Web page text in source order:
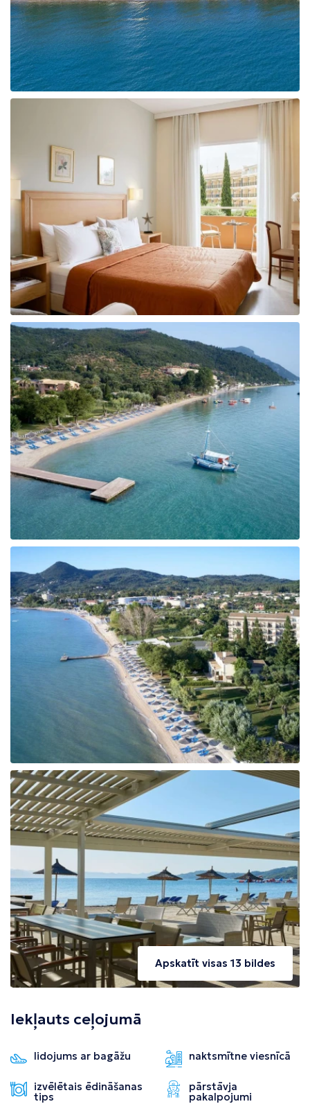
Taizeme
Turcija
Apvienotie Arābu Emirāti
Itālija
Dominikānas Republika
Vjetnama
Tanzānija
Bulgārija
Melnkalne
Šrilanka
Tunisija
Albānija
Apskatīt visas 13 bildes
Iekļauts ceļojumā
lidojums ar bagāžu naktsmītne viesnīcā
izvēlētais ēdināšanas
tips
pārstāvja
pakalpojumi